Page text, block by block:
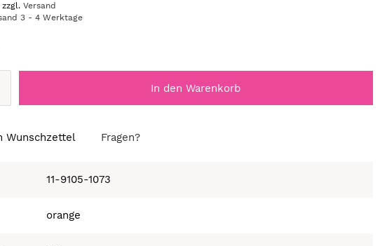
zzgl.Versand
3 -4 Werktage
In den Warenkorb
Wunschzettel Fragen?
11-9105-1073
orange